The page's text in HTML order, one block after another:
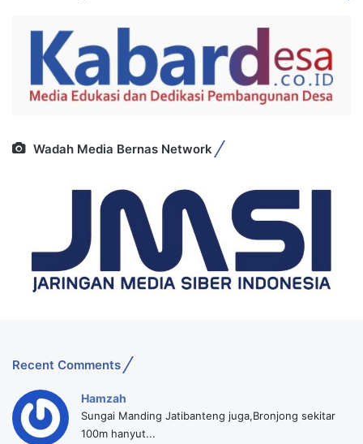
Wadah Media Bernas Network
Recent Comments
Hamzah
Sungai Manding Jatibanteng juga,Bronjong sekitar
100m hanyut...